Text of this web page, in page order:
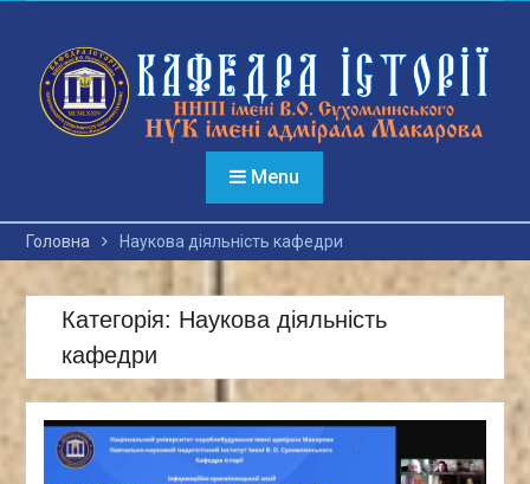
вмісту
Menu
Головна Наукова діяльність кафедри
Категорія: Наукова діяльність
кафедри